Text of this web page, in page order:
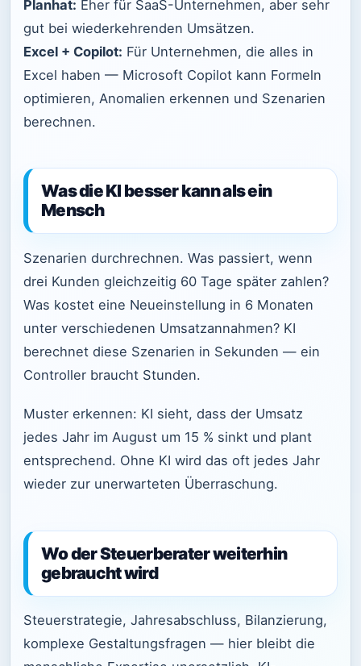
Planhat: Eher für SaaS-Unternehmen, aber sehr
gut bei wiederkehrenden Umsätzen.
Excel + Copilot: Für Unternehmen, die alles in
Excel haben — Microsoft Copilot kann Formeln
optimieren, Anomalien erkennen und Szenarien
berechnen.
Was die KI besser kann als ein
Mensch
Szenarien durchrechnen. Was passiert, wenn
drei Kunden gleichzeitig 60 Tage später zahlen?
Was kostet eine Neueinstellung in 6 Monaten
unter verschiedenen Umsatzannahmen? KI
berechnet diese Szenarien in Sekunden — ein
Controller braucht Stunden.
Muster erkennen: KI sieht, dass der Umsatz
jedes Jahr im August um 15 % sinkt und plant
entsprechend. Ohne KI wird das oft jedes Jahr
wieder zur unerwarteten Überraschung.
Wo der Steuerberater weiterhin
gebraucht wird
Steuerstrategie, Jahresabschluss, Bilanzierung,
komplexe Gestaltungsfragen — hier bleibt die